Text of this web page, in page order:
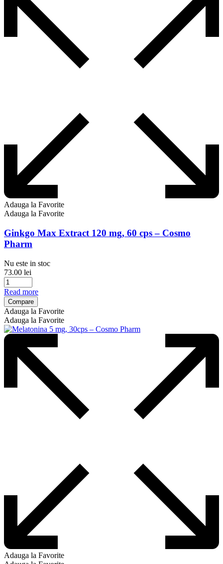
Adauga la Favorite
Adauga la Favorite
Ginkgo Max Extract 120 mg, 60 cps – Cosmo
Pharm
Nu este in stoc
73.00 lei
Read more
Compare
Adauga la Favorite
Adauga la Favorite
Adauga la Favorite